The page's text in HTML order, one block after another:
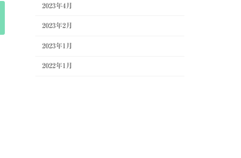
2023年4月
2023年2月
2023年1月
2022年1月